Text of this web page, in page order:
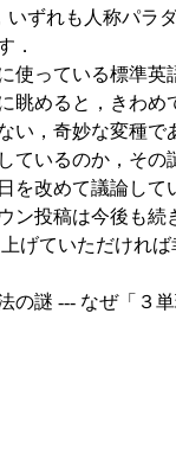
いずれも人称パラ
．
っている標準英
眺めると，きわ
い，奇妙な変種
ているのか，そ
を改めて議論して
投稿は今後も続
げていただけれ
の謎 --- なぜ「３